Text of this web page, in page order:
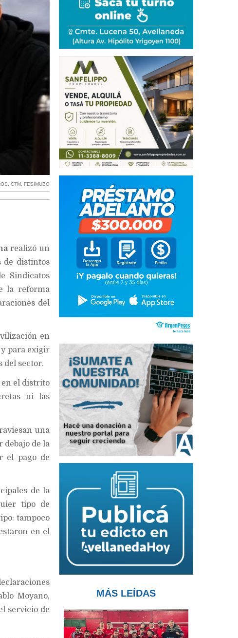
,CTM ,FESIMUBO
realizó un
de distintos
Sindicatos
la reforma
del
en
para exigir
del sector.
en el distrito
ni las
una
de la
el pago de
de la
tipo de
tampoco
en el
Moyano,
servicio de
MÁS LEÍDAS